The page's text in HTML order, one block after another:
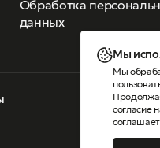
Обработка
данных
Мы
Мы
согласие